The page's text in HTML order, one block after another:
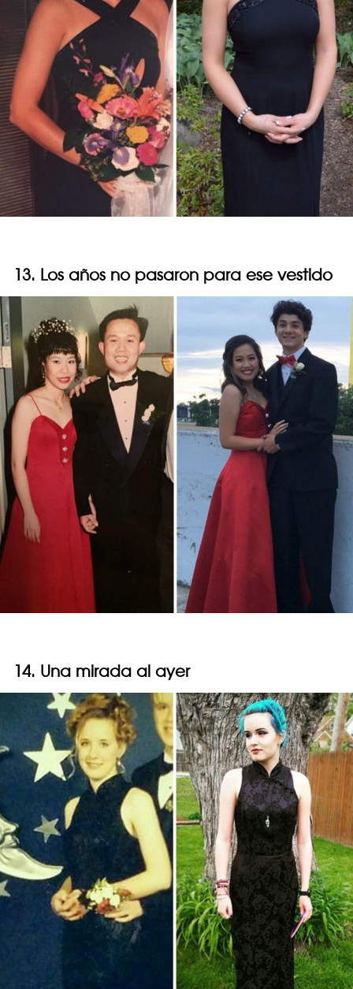
13. Los años no pasaron para ese vestido
14. Una mirada al ayer